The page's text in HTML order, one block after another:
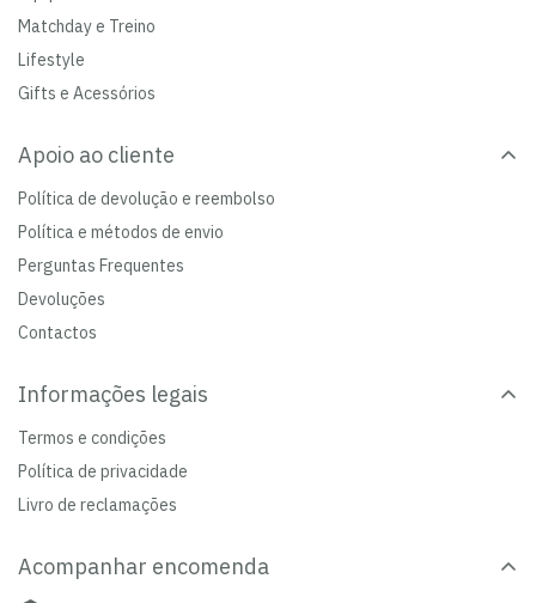
Matchday e Treino
Lifestyle
Gifts e Acessórios
Apoio ao cliente
Política de devolução e reembolso
Política e métodos de envio
Perguntas Frequentes
Devoluções
Contactos
Informações legais
Termos e condições
Política de privacidade
Livro de reclamações
Acompanhar encomenda